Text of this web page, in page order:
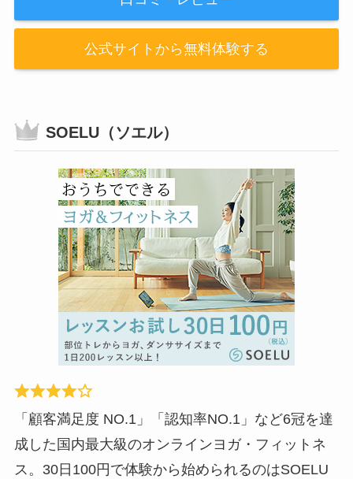
公式サイトから無料体験する
SOELU（ソエル）
「顧客満足度 NO.1」「認知率NO.1」など6冠を達
成した国内最大級のオンラインヨガ・フィットネ
ス。30日100円で体験から始められるのはSOELU